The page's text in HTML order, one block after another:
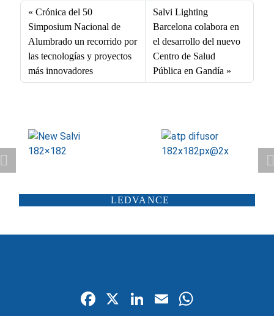
bo
ok
ed
In
A
pp
Crónica del 50
Simposium Nacional de
Alumbrado un recorrido por
las tecnologías y proyectos
más innovadores
Salvi Lighting
Barcelona colabora en
el desarrollo del nuevo
Centro de Salud
Pública en Gandía
SALVI
ATP ILUMINACIÓN
CARANDINI
SCHRÉDER
SALTOKI
ILUMINIA
LEDVANCE
Fa
X
Li
E